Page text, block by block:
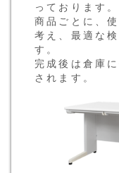
っております。
商品ごとに、
考え、最適な
す。
完成後は倉庫
されます。